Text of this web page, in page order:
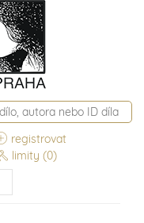
registrovat
limity (0)